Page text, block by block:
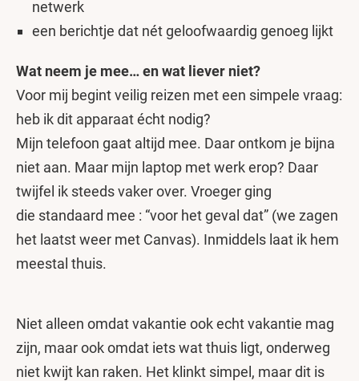
netwerk
een berichtje dat nét geloofwaardig genoeg lijkt
Wat neem je mee… en wat liever niet?
Voor mij begint veilig reizen met een simpele vraag:
heb ik dit apparaat écht nodig?
Mijn telefoon gaat altijd mee. Daar ontkom je bijna
niet aan. Maar mijn laptop met werk erop? Daar
twijfel ik steeds vaker over. Vroeger ging
die standaard mee : “voor het geval dat” (we zagen
het laatst weer met Canvas). Inmiddels laat ik hem
meestal thuis.
Niet alleen omdat vakantie ook echt vakantie mag
zijn, maar ook omdat iets wat thuis ligt, onderweg
niet kwijt kan raken. Het klinkt simpel, maar dit is